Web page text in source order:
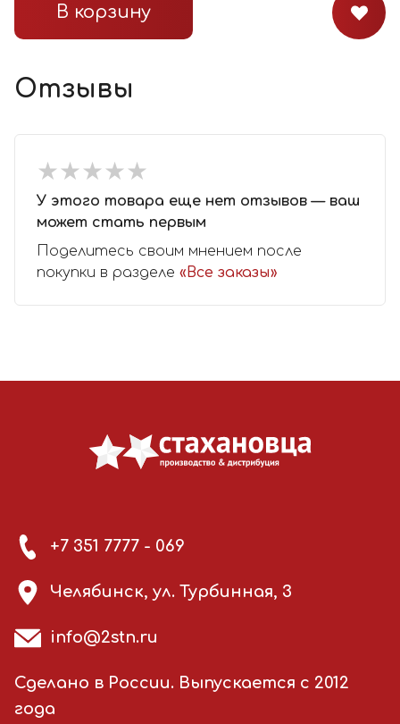
В корзину
Отзывы
★★★★★
★★★★★
У этого товара еще нет отзывов — ваш
может стать первым
Поделитесь своим мнением после
покупки в разделе «Все заказы»
+7 351 7777 - 069
Челябинск, ул. Турбинная, 3
info@2stn.ru
Сделано в России. Выпускается с 2012
года